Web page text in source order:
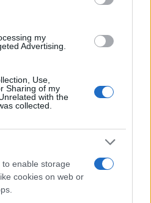
my
Advertising.
Use,
Sharing of my
with the
collected.
enable storage
cookies on web or
cinesi, sostenute da
dai produttori
anni ha rappresentato il
di Volkswagen, è
più critici. Le vendite del
da4,2 milioni di
2,7 milioni, mentre i